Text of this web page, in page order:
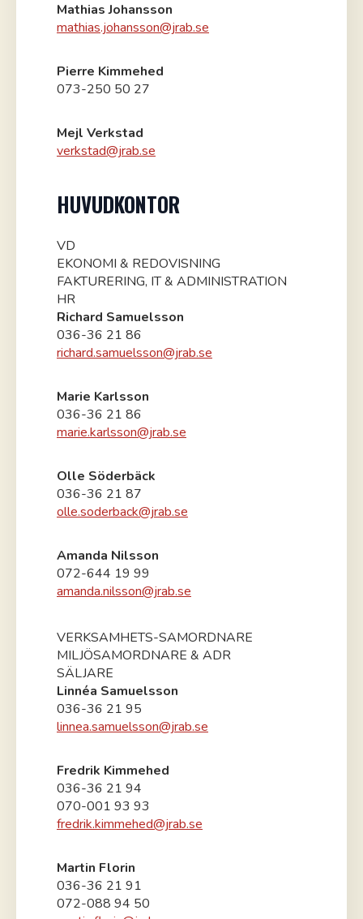
Mathias Johansson
mathias.johansson@jrab.se
Pierre Kimmehed
073-250 50 27
Mejl Verkstad
verkstad@jrab.se
HUVUDKONTOR
VD
EKONOMI & REDOVISNING
FAKTURERING, IT & ADMINISTRATION
HR
Richard Samuelsson
036-36 21 86
richard.samuelsson@jrab.se
Marie Karlsson
036-36 21 86
marie.karlsson@jrab.se
Olle Söderbäck
036-36 21 87
olle.soderback@jrab.se
Amanda Nilsson
072-644 19 99
amanda.nilsson@jrab.se
VERKSAMHETS-SAMORDNARE
MILJÖSAMORDNARE & ADR
SÄLJARE
Linnéa Samuelsson
036-36 21 95
linnea.samuelsson@jrab.se
Fredrik Kimmehed
036-36 21 94
070-001 93 93
fredrik.kimmehed@jrab.se
Martin Florin
036-36 21 91
072-088 94 50